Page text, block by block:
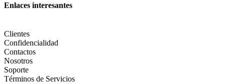
Enlaces interesantes
Clientes
Confidencialidad
Contactos
Nosotros
Soporte
Términos de Servicios